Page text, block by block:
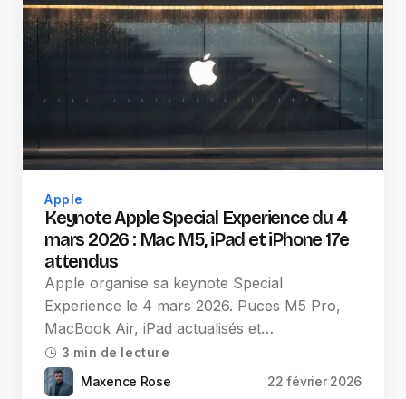
Apple
Keynote Apple Special Experience du 4
mars 2026 : Mac M5, iPad et iPhone 17e
attendus
Apple organise sa keynote Special
Experience le 4 mars 2026. Puces M5 Pro,
MacBook Air, iPad actualisés et…
3 min de lecture
Maxence Rose 22 février 2026